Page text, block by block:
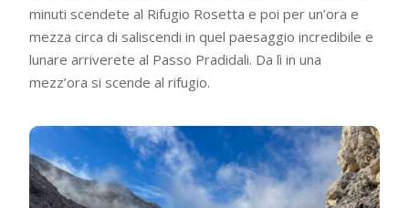
minuti scendete al Rifugio Rosetta e poi per un’ora e
mezza circa di saliscendi in quel paesaggio incredibile e
lunare arriverete al Passo Pradidali. Da lì in una
mezz’ora si scende al rifugio.